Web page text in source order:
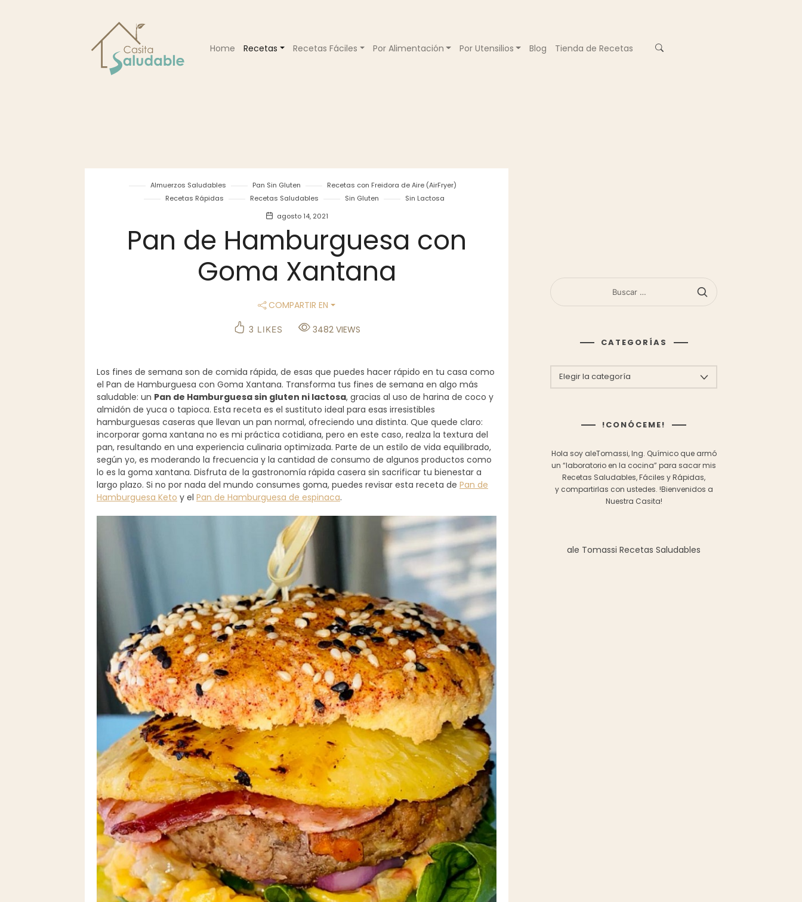
Home Recetas Recetas Fáciles Por Alimentación Por Utensilios Blog Tienda de Recetas
Almuerzos Saludables Pan Sin Gluten
Recetas con Freidora de Aire (AirFryer)
Recetas Rápidas
Recetas Saludables Sin Gluten
Sin Lactosa
agosto 14, 2021
Pan de Hamburguesa con
Goma Xantana
COMPARTIR EN
3 LIKES 3482VIEWS
Los fines de semana son de comida rápida, de esas que puedes hacer rápido en tu casa como
el Pan de Hamburguesa con Goma Xantana. Transforma tus fines de semana en algo más
saludable: un Pan de Hamburguesa sin gluten ni lactosa, gracias al uso de harina de coco y
almidón de yuca o tapioca. Esta receta es el sustituto ideal para esas irresistibles
hamburguesas caseras que llevan un pan normal, ofreciendo una distinta. Que quede claro:
incorporar goma xantana no es mi práctica cotidiana, pero en este caso, realza la textura del
pan, resultando en una experiencia culinaria optimizada. Parte de un estilo de vida equilibrado,
según yo, es moderando la frecuencia y la cantidad de consumo de algunos productos como
lo es la goma xantana. Disfruta de la gastronomía rápida casera sin sacrificar tu bienestar a
largo plazo. Si no por nada del mundo consumes goma, puedes revisar esta receta de Pan de
Hamburguesa Keto y el Pan de Hamburguesa de espinaca.
BUSCAR:
CATEGORÍAS
!CONÓCEME!
Hola soy aleTomassi, Ing. Químico que armó
un “laboratorio en la cocina” para sacar mis
Recetas Saludables, Fáciles y Rápidas,
y compartirlas con ustedes. !Bienvenidos a
Nuestra Casita!
ale Tomassi Recetas Saludables